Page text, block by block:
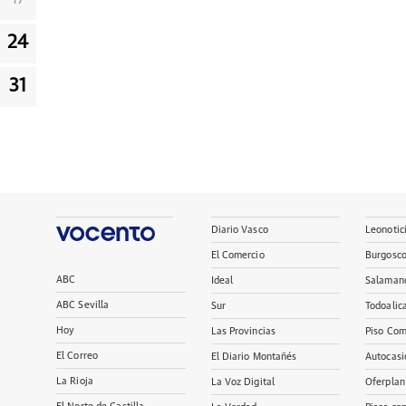
24
31
ABC
ABC Sevilla
Hoy
El Correo
La Rioja
Diario Vasco
El Comercio
Ideal
Sur
Las Provincias
El Diario Montañés
La Voz Digital
Piso
Oferplan